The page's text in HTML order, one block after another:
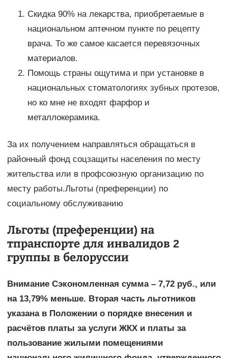
Скидка 90% на лекарства, приобретаемые в
национальном аптечном пункте по рецепту
врача. То же самое касается перевязочных
материалов.
Помощь страны ощутима и при установке в
национальных стоматологиях зубных протезов,
но ко мне не входят фарфор и
металлокерамика.
За их получением направляться обращаться в
районный фонд соцзащиты населения по месту
жительства или в профсоюзную организацию по
месту работы.Льготы (преференции) по
социальному обслуживанию
Льготы (преференции) на
тпранспорте для инвалидов 2
группы в белоруссии
Внимание Сэкономленная сумма – 7,72 руб., или
на 13,79% меньше. Вторая часть льготников
указана в Положении о порядке внесения и
расчётов платы за услуги ЖКХ и платы за
пользование жилыми помещениями